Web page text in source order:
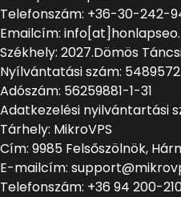
Telefonszám: +36-30-242-
Emailcím:
Székhely: 2027.Dömös
Nyílvántatási szám:
Adószám: 56259881-1-31
Adatkezelési nyilvántartási
Tárhely: MikroVPS
Cím: 9985 Felsőszölnök,
E-mailcím:
Telefonszám: +36 94 200-